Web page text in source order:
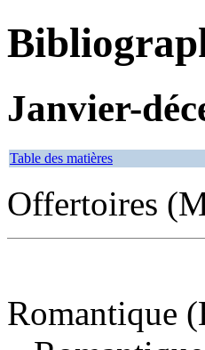
Janvier-
Table des matières
Offertoires
Romantique